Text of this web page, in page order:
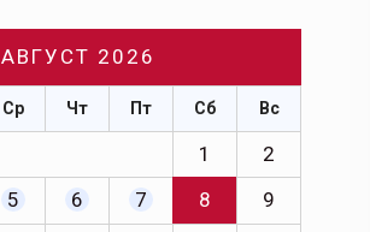
АВГУСТ 2026
Ср Чт Пт Сб Вс
1
2
5 6 7 8
9